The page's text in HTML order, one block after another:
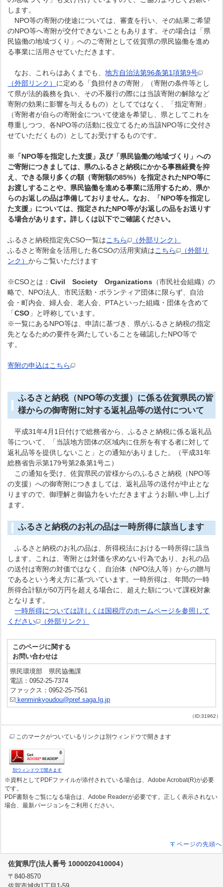
します。
NPO等の寄附の使途については、審査を行い、その結果ご希望
のNPO等へ寄附が交付できないこともあります。その場合は「県
民協働の地域づくり」へのご寄附として佐賀県の県民協働を進め
る事業に活用させていただきます。
なお、これらはあくまでも、地方自治法第96条第1項第9号
（外部リンク） に定める「負担付きの寄附」（寄附の条件等とし
て県が法的義務を負い、その不履行の際には当該寄附の解除など
寄附の効果に影響を与えるもの）としてではなく、「指定寄附」
（寄附者が自らの寄附金について使途を希望し、県としてこれを
尊重しつつ、各NPO等の活動に役立てるため当該NPO等に交付さ
せていただくもの）としてお受けするものです。
※「NPO等を指定した支援」及び「県民協働の地域づくり」への
ご寄附につきましては、県のふるさと納税にかかる事務経費を抑
え、できる限り多くの額（寄附額の85%）を指定されたNPO等に
お渡しすることや、県民協働を進める事業に活用するため、県か
らのお返しの品は準備しておりません。なお、「NPO等を指定し
た支援」については、指定されたNPO等がお返しの品をお送りす
る場合があります。詳しくは以下でご確認ください。
ふるさと納税指定先CSO一覧はこちら
（外部リンク）
ふるさと寄附金を活用した各CSOの活用実績はこちら
（外部リ
ンク）からご覧いただけます
※CSOとは：Civil Society Organizations （市民社会組織）の
略で、NPO法人、市民活動・ボランティア団体に限らず、自治
会・町内会、婦人会、老人会、PTAといった組織・団体を含めて
「CSO 」と呼称しています。
※一覧にあるNPO等は、申請に基づき、県がふるさと納税の指定
先となるための要件を満たしていることを確認したNPO等で
す。
寄附の申込はこちら
ふるさと納税（NPO等の支援）に係る佐賀県民の皆
様からの御寄附に対する返礼品等の送付について
平成31年4月1日付けで総務省から、ふるさと納税に係る返礼品
等について、「当該地方団体の区域内に住所を有する者に対して
返礼品等を提供しないこと」との通知がありました。（平成31年
総務省告示第179号第2条第1号ニ）
この通知を受け、佐賀県民の皆様からのふるさと納税（NPO等
の支援）への御寄附につきましては、返礼品等の送付が中止とな
りますので、御理解と御協力をいただきますようお願い申し上げ
ます。
ふるさと納税のお礼の品は一時所得に該当します
ふるさと納税のお礼の品は、所得税法における一時所得に該当
します。これは、寄附とは対価を求めない行為であり、お礼の品
の送付は寄附の対価ではなく、自治体（NPO法人等）からの贈与
であるという考え方に基づいています。一時所得は、年間の一時
所得合計額が50万円を超える場合に、超えた額について課税対象
となります。
一時所得については詳しくは国税庁のホームページを参照して
ください
（外部リンク）
このページに関する
お問い合わせは
県民環境部 県民協働課
電話：0952-25-7374
ファックス：0952-25-7561
kenminkyoudou@pref.saga.lg.jp
（ID:31962）
このマークがついているリンクは別ウィンドウで開きます
別ウィンドウで開きます
※資料としてPDFファイルが添付されている場合は、Adobe Acrobat(R)が必要
です。
PDF書類をご覧になる場合は、Adobe Readerが必要です。正しく表示されない
場合、最新バージョンをご利用ください。
ページの先頭へ
佐賀県庁(法人番号 1000020410004）
〒840-8570